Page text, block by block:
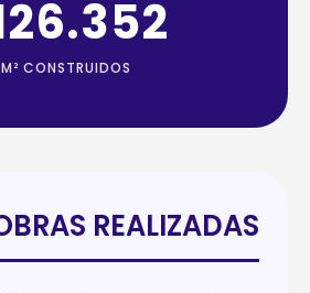
M² CONSTRUIDOS
REALIZADAS